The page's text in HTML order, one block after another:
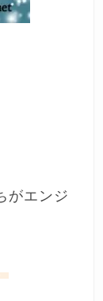
がエンジ